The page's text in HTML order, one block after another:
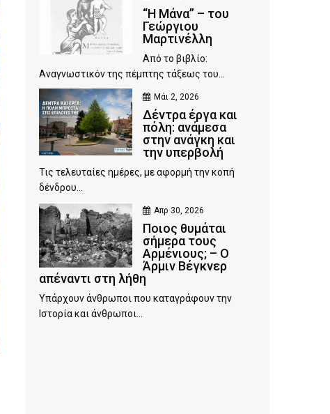
“Η Μάνα” – του
Γεώργιου
Μαρτινέλλη
Από το βιβλίο:
Αναγνωστικόν της πέμπτης τάξεως του...
Μάι 2, 2026
Δέντρα έργα και
πόλη: ανάμεσα
στην ανάγκη και
την υπερβολή
Τις τελευταίες ημέρες, με αφορμή την κοπή
δένδρου...
Απρ 30, 2026
Ποιος θυμάται
σήμερα τους
Αρμένιους; – Ο
Άρμιν Βέγκνερ
απέναντι στη λήθη
Υπάρχουν άνθρωποι που καταγράφουν την
Ιστορία και άνθρωποι...